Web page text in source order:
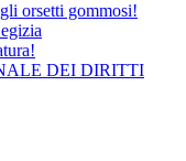
orsetti gommosi!
DEI DIRITTI